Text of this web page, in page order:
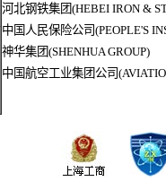
河北钢铁集团(HEBEI IRON &
中国人民保险公司(PEOPLE'S
神华集团(SHENHUA GROUP)
中国航空工业集团公司